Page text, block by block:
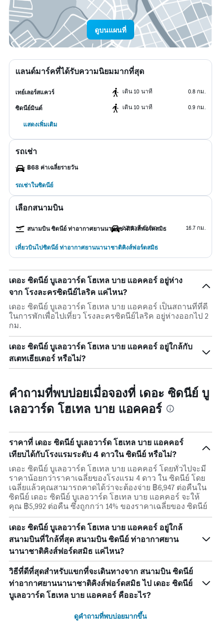
ดูบนแผนที่
แลนด์มาร์คที่ได้รับความนิยมมากที่สุด
เทย์เลอร์สแควร์ เดิน 10 นาที 0.8 กม.
ซิดนีย์มินต์ เดิน 10 นาที 0.9 กม.
แสดงเพิ่มเติม
รถเช่า
฿68 ค่าเฉลี่ยรายวัน
รถเช่าในซิดนีย์
เลือกสนามบิน
สนามบิน ซิดนีย์ ท่าอากาศยานนานาชาติคิงส์ฟอร์ดสมิธ
22 นาที ขับรถ 16.7 กม.
เที่ยวบินไปซิดนีย์ ท่าอากาศยานนานาชาติคิงส์ฟอร์ดสมิธ
เดอะ ซิดนีย์ บูเลอวาร์ด โฮเทล บาย แอคคอร์ อยู่ห่าง
จาก โรงละครซิดนีย์ไลริค แค่ไหน?
เดอะ ซิดนีย์ บูเลอวาร์ด โฮเทล บาย แอคคอร์ เป็นสถานที่ที่ดี
ในการพักเพื่อไปเที่ยว โรงละครซิดนีย์ไลริค อยู่ห่างออกไป 2
กม.
เดอะ ซิดนีย์ บูเลอวาร์ด โฮเทล บาย แอคคอร์ อยู่ใกล้กับ
สเตทเธียเตอร์ หรือไม่?
คำถามที่พบบ่อยเมื่อจองที่ เดอะ ซิดนีย์ บู
เลอวาร์ด โฮเทล บาย แอคคอร์
ราคาที่ เดอะ ซิดนีย์ บูเลอวาร์ด โฮเทล บาย แอคคอร์
เทียบได้กับโรงแรมระดับ 4 ดาวใน ซิดนีย์ หรือไม่?
เดอะ ซิดนีย์ บูเลอวาร์ด โฮเทล บาย แอคคอร์ โดยทั่วไปจะมี
ราคาน้อยกว่าราคาเฉลี่ยของโรงแรม 4 ดาว ใน ซิดนีย์ โดย
เฉลี่ยแล้วคุณสามารถคาดได้ว่าจะต้องจ่าย ฿6,947 ต่อคืนใน
ซิดนีย์ เดอะ ซิดนีย์ บูเลอวาร์ด โฮเทล บาย แอคคอร์ จะให้
คุณ ฿5,992 ต่อคืน ซึ่งถูกกว่า 14% ของราคาเฉลี่ยของ ซิดนีย์
เดอะ ซิดนีย์ บูเลอวาร์ด โฮเทล บาย แอคคอร์ อยู่ใกล้
สนามบินที่ใกล้ที่สุด สนามบิน ซิดนีย์ ท่าอากาศยาน
นานาชาติคิงส์ฟอร์ดสมิธ แค่ไหน?
วิธีที่ดีที่สุดสำหรับแขกที่จะเดินทางจาก สนามบิน ซิดนีย์
ท่าอากาศยานนานาชาติคิงส์ฟอร์ดสมิธ ไป เดอะ ซิดนีย์
บูเลอวาร์ด โฮเทล บาย แอคคอร์ คืออะไร?
ดูคำถามที่พบบ่อยมากขึ้น